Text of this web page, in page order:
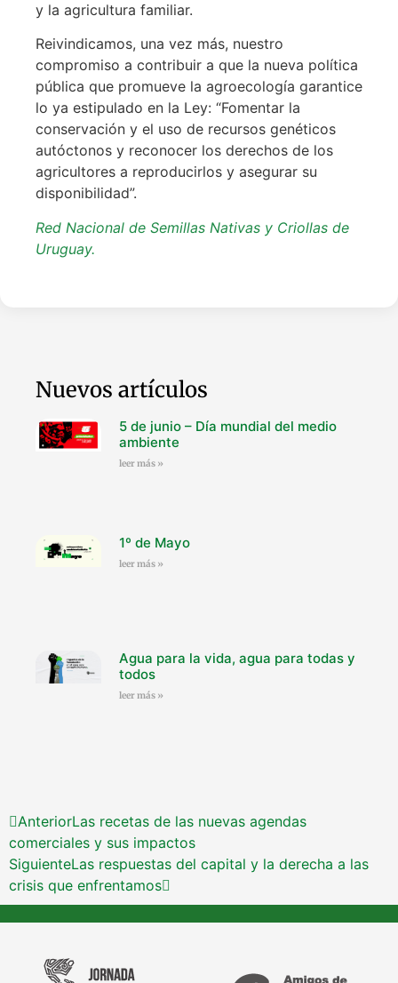
y la agricultura familiar.
Reivindicamos, una vez más, nuestro
compromiso a contribuir a que la nueva política
pública que promueve la agroecología garantice
lo ya estipulado en la Ley: “Fomentar la
conservación y el uso de recursos genéticos
autóctonos y reconocer los derechos de los
agricultores a reproducirlos y asegurar su
disponibilidad”.
Red Nacional de Semillas Nativas y Criollas de
Uruguay.
Nuevos artículos
5 de junio – Día mundial del medio
ambiente
leer más »
1º de Mayo
leer más »
Agua para la vida, agua para todas y
todos
leer más »
AnteriorLas recetas de las nuevas agendas
comerciales y sus impactos
SiguienteLas respuestas del capital y la derecha a las
crisis que enfrentamos